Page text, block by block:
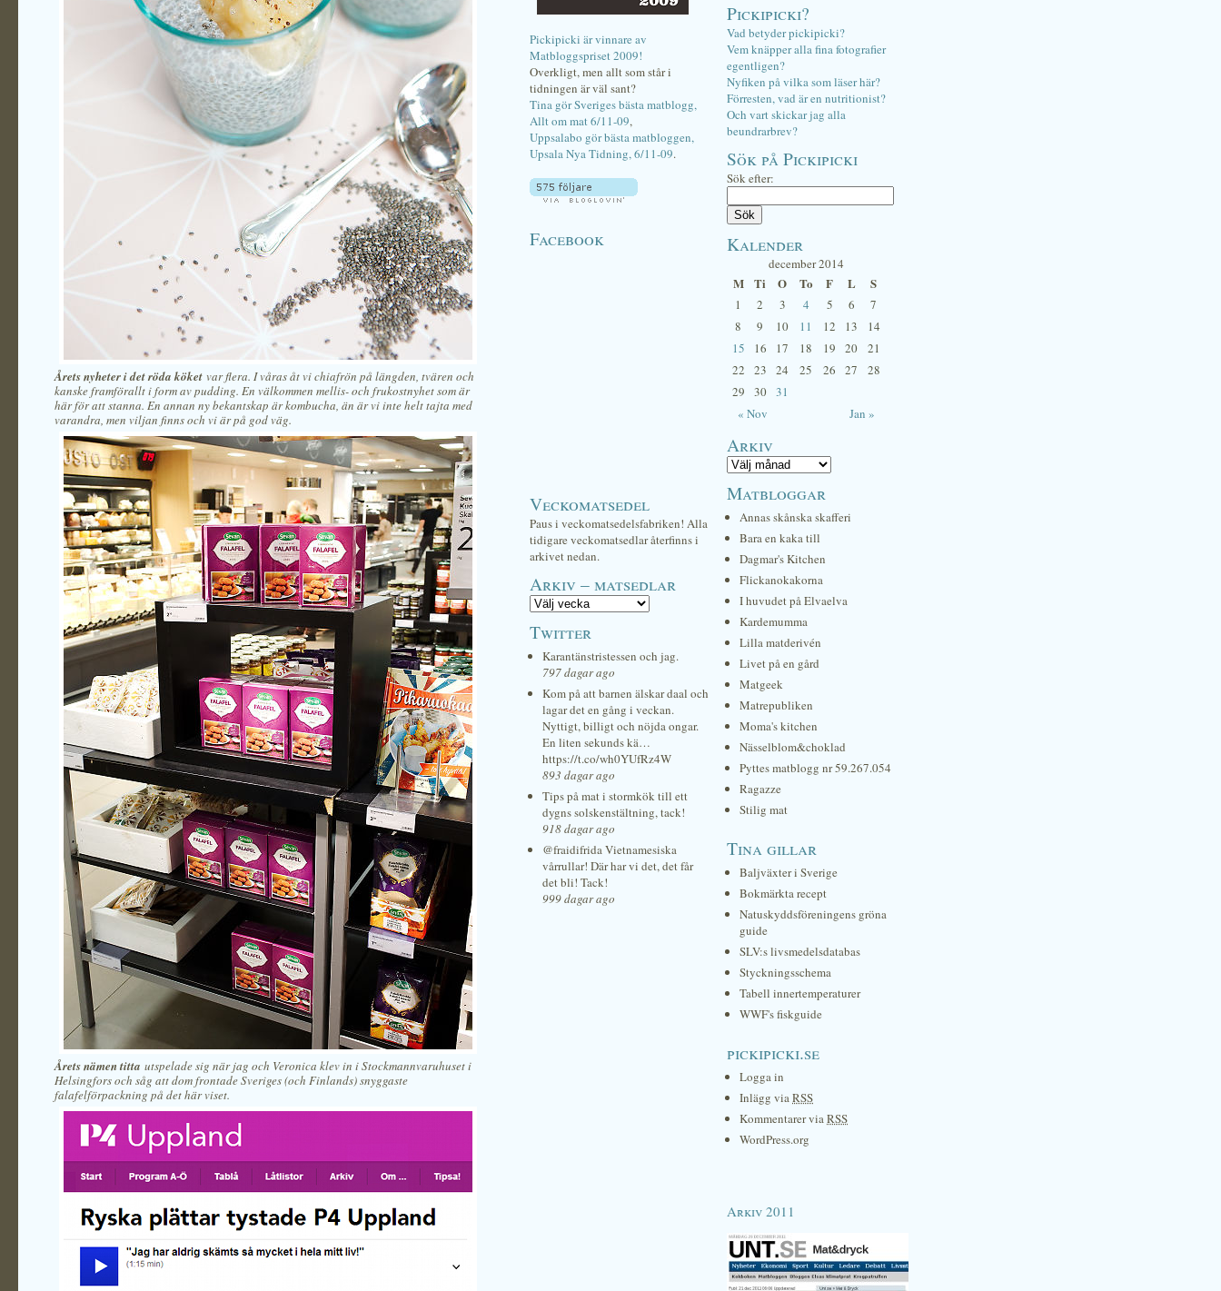
Årets nyheter i det röda köket var flera. I våras åt vi chiafrön på längden, tvären och
kanske framförallt i form av pudding. En välkommen mellis- och frukostnyhet som är
här för att stanna. En annan ny bekantskap är kombucha, än är vi inte helt tajta med
varandra, men viljan finns och vi är på god väg.
Årets nämen titta utspelade sig när jag och Veronica klev in i Stockmannvaruhuset i
Helsingfors och såg att dom frontade Sveriges (och Finlands) snyggaste
falafelförpackning på det här viset.
Pickipicki är vinnare av
Matbloggspriset 2009!
Overkligt, men allt som står i
tidningen är väl sant?
Tina gör Sveriges bästa matblogg,
Allt om mat 6/11-09,
Uppsalabo gör bästa matbloggen,
Upsala Nya Tidning, 6/11-09.
Facebook
Veckomatsedel
Paus i veckomatsedelsfabriken! Alla
tidigare veckomatsedlar återfinns i
arkivet nedan.
Arkiv – matsedlar
Twitter
Karantänstristessen och jag.
797 dagar ago
Kom på att barnen älskar daal och
lagar det en gång i veckan.
Nyttigt, billigt och nöjda ongar.
En liten sekunds kä…
https://t.co/wh0YUfRz4W
893 dagar ago
Tips på mat i stormkök till ett
dygns solskenstältning, tack!
918 dagar ago
@fraidifrida Vietnamesiska
vårrullar! Där har vi det, det får
det bli! Tack!
999 dagar ago
Pickipicki?
Vad betyder pickipicki?
Vem knäpper alla fina fotografier
egentligen?
Nyfiken på vilka som läser här?
Förresten, vad är en nutritionist?
Och vart skickar jag alla
beundrarbrev?
Sök på Pickipicki
Sök efter:
Kalender
december 2014
M Ti O To F L S
« Nov Jan »
1 2 3 4 5 6
7
8
9 10 11 12 13
14
15
16 17 18 19 20
21
22
23 24 25 26 27
28
29
30 31
Arkiv
Matbloggar
Annas skånska skafferi
Bara en kaka till
Dagmar's Kitchen
Flickanokakorna
I huvudet på Elvaelva
Kardemumma
Lilla matderivén
Livet på en gård
Matgeek
Matrepubliken
Moma's kitchen
Nässelblom&choklad
Pyttes matblogg nr 59.267.054
Ragazze
Stilig mat
Tina gillar
Baljväxter i Sverige
Bokmärkta recept
Natuskyddsföreningens gröna
guide
SLV:s livsmedelsdatabas
Styckningsschema
Tabell innertemperaturer
WWF's fiskguide
pickipicki.se
Logga in
Inlägg viaRSS
Kommentarer viaRSS
WordPress.org
Arkiv 2011